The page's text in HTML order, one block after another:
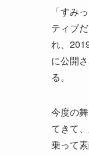
「すみ
ティブ
れ、
に公開
る。
今度の
てきて
乗って